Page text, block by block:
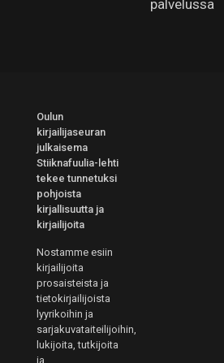
palvelussa
Oulun
kirjailijaseuran
julkaisema
Stiiknafuulia-lehti
tekee tunnetuksi
pohjoista
kirjallisuutta ja
kirjailijoita
Nostamme esiin
kirjailijoita
prosaisteista ja
tietokirjailijoista
lyyrikoihin ja
sarjakuvataiteilijoihin,
lukijoita, tutkijoita
ja